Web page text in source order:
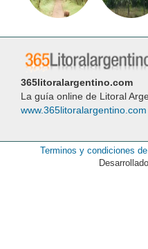
365litoralargentino.com
La guía online de Litoral
www.365litoralargentino.com
Terminos y condiciones